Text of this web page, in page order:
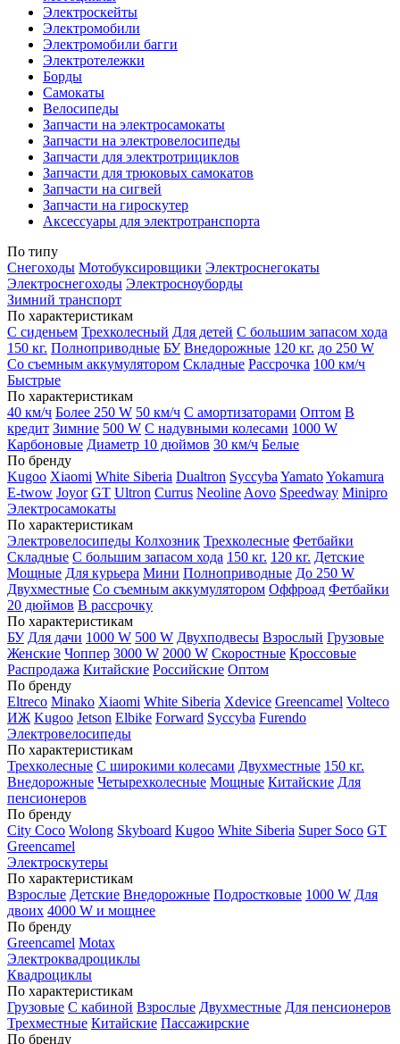
Электроскейты
Электромобили
Электромобили багги
Электротележки
Борды
Самокаты
Велосипеды
Запчасти на электросамокаты
Запчасти на электровелосипеды
Запчасти для электротрициклов
Запчасти для трюковых самокатов
Запчасти на сигвей
Запчасти на гироскутер
Аксессуары для электротранспорта
По типу
Снегоходы Мотобуксировщики Электроснегокаты
Электроснегоходы Электросноуборды
Зимний транспорт
По характеристикам
С сиденьем Трехколесный Для детей С большим запасом хода
150 кг. Полноприводные БУ Внедорожные 120 кг. до 250 W
Со съемным аккумулятором Складные Рассрочка 100 км/ч
Быстрые
По характеристикам
40 км/ч Более 250 W 50 км/ч С амортизаторами Оптом В
кредит Зимние 500 W С надувными колесами 1000 W
Карбоновые Диаметр 10 дюймов 30 км/ч Белые
По бренду
Kugoo Xiaomi White Siberia Dualtron Syccyba YamatoYokamura
E-twow Joyor GT Ultron Currus Neoline Aovo Speedway Minipro
Электросамокаты
По характеристикам
Электровелосипеды Колхозник Трехколесные Фетбайки
Складные С большим запасом хода 150 кг. 120 кг. Детские
Мощные Для курьера Мини Полноприводные До 250 W
Двухместные Со съемным аккумулятором Оффроад Фетбайки
20 дюймов В рассрочку
По характеристикам
БУ Для дачи 1000 W 500 W Двухподвесы Взрослый Грузовые
Женские Чоппер 3000 W 2000 W Скоростные Кроссовые
Распродажа Китайские Российские Оптом
По бренду
Eltreco Minako Xiaomi White Siberia Xdevice Greencamel Volteco
ИЖ Kugoo Jetson Elbike Forward Syccyba Furendo
Электровелосипеды
По характеристикам
Трехколесные С широкими колесами Двухместные 150 кг.
Внедорожные Четырехколесные Мощные Китайские Для
пенсионеров
По бренду
City Coco Wolong Skyboard Kugoo White Siberia Super Soco GT
Greencamel
Электроскутеры
По характеристикам
Взрослые Детские Внедорожные Подростковые 1000 W Для
двоих 4000 W и мощнее
По бренду
Greencamel Motax
Электроквадроциклы
Квадроциклы
По характеристикам
Грузовые С кабиной Взрослые Двухместные Для пенсионеров
Трехместные Китайские Пассажирские
По бренду